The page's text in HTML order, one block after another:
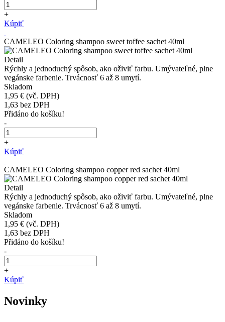
+
Kúpiť
CAMELEO Coloring shampoo sweet toffee sachet 40ml
Detail
Rýchly a jednoduchý spôsob, ako oživiť farbu. Umývateľné, plne
vegánske farbenie. Trvácnosť 6 až 8 umytí.
Skladom
1,95 € (vč. DPH)
1,63 bez DPH
Přidáno do košíku!
-
+
Kúpiť
CAMELEO Coloring shampoo copper red sachet 40ml
Detail
Rýchly a jednoduchý spôsob, ako oživiť farbu. Umývateľné, plne
vegánske farbenie. Trvácnosť 6 až 8 umytí.
Skladom
1,95 € (vč. DPH)
1,63 bez DPH
Přidáno do košíku!
-
+
Kúpiť
Novinky